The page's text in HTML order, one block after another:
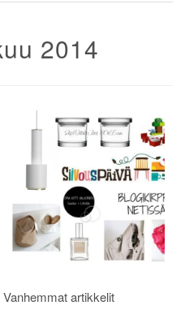
2014
Vanhemmat artikkelit